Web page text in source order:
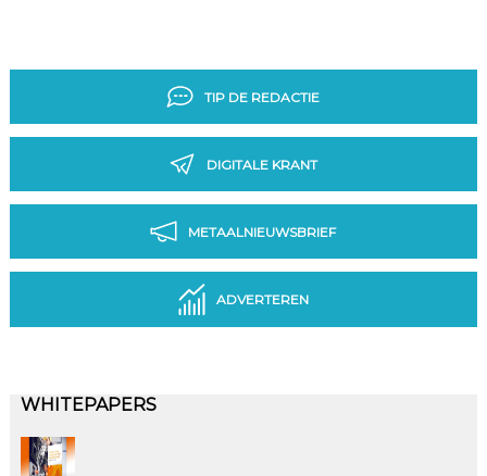
TIP DE REDACTIE
DIGITALE KRANT
METAALNIEUWSBRIEF
ADVERTEREN
WHITEPAPERS